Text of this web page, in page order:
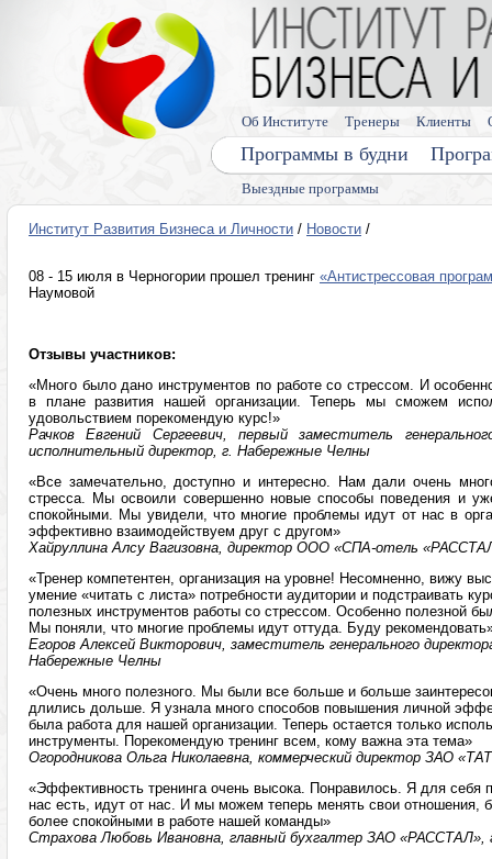
Выездные программы
Программы в будни
Об Институте Тренеры Клиенты
Институт Развития Бизнеса и Личности / Новости /
08 - 15 июля в Черногории прошел тренинг «Антистрессовая
Наумовой
Отзывы участников:
«Много было дано инструментов по работе со стрессом. И
в плане развития нашей организации. Теперь мы сможем
удовольствием порекомендую курс!»
Рачков Евгений Сергеевич, первый заместитель
исполнительный директор, г. Набережные Челны
«Все замечательно, доступно и интересно. Нам дали очень
стресса. Мы освоили совершенно новые способы поведения и
спокойными. Мы увидели, что многие проблемы идут от нас в
эффективно взаимодействуем друг с другом»
Хайруллина Алсу Вагизовна, директор ООО «СПА-отель
«Тренер компетентен, организация на уровне! Несомненно, вижу
умение «читать с листа» потребности аудитории и подстраивать
полезных инструментов работы со стрессом. Особенно полезной
Мы поняли, что многие проблемы идут оттуда. Буду
Егоров Алексей Викторович, заместитель генерального
Набережные Челны
«Очень много полезного. Мы были все больше и больше
длились дольше. Я узнала много способов повышения личной
была работа для нашей организации. Теперь остается только
инструменты. Порекомендую тренинг всем, кому важна эта тема»
Огородникова Ольга Николаевна, коммерческий директор ЗАО
«Эффективность тренинга очень высока. Понравилось. Я для себя
нас есть, идут от нас. И мы можем теперь менять свои отношения,
более спокойными в работе нашей команды»
Страхова Любовь Ивановна, главный бухгалтер ЗАО «РАССТАЛ»,